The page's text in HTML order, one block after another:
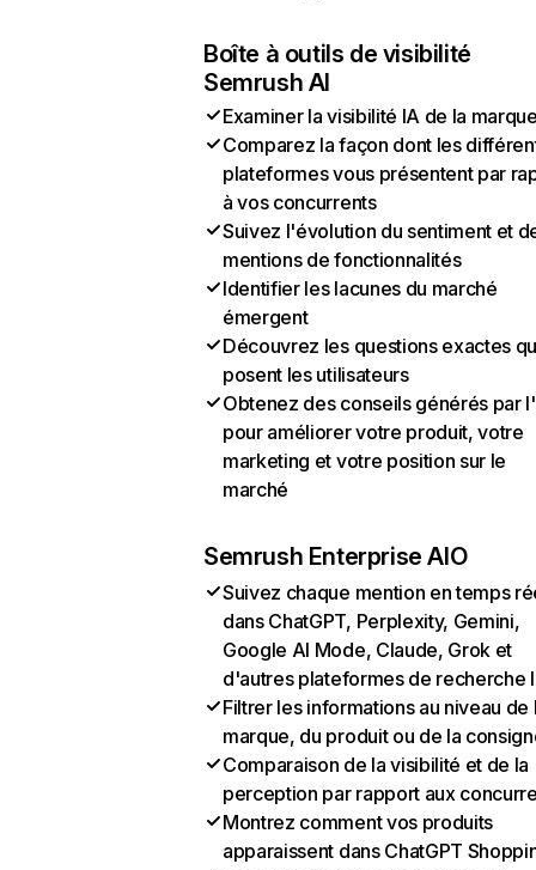
Boîte à outils de visibilité
Semrush AI
Examiner la visibilité IA de la
Comparez la façon dont les
plateformes vous présentent par
à vos concurrents
Suivez l'évolution du sentiment et
mentions de fonctionnalités
Identifier les lacunes du marché
émergent
Découvrez les questions exactes
posent les utilisateurs
Obtenez des conseils générés par
pour améliorer votre produit, votre
marketing et votre position sur le
marché
Semrush Enterprise AIO
Suivez chaque mention en temps
dans ChatGPT, Perplexity, Gemini,
Google AI Mode, Claude, Grok et
d'autres plateformes de recherche
Filtrer les informations au niveau de
marque, du produit ou de la
Comparaison de la visibilité et de la
perception par rapport aux
Montrez comment vos produits
apparaissent dans ChatGPT